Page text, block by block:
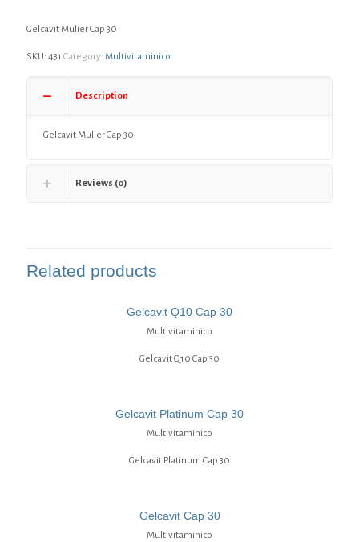
Gelcavit Mulier Cap 30
SKU: 431 Category: Multivitaminico
Description
Gelcavit Mulier Cap 30
Reviews (0)
Related products
Gelcavit Q10 Cap 30
Multivitaminico
Gelcavit Q10 Cap 30
Gelcavit Platinum Cap 30
Multivitaminico
Gelcavit Platinum Cap 30
Gelcavit Cap 30
Multivitaminico